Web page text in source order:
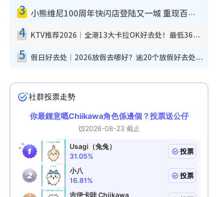
3 小熊维尼100周年快闪店登陆又一城 重现百亩森林经典场景／独家限定盲盒登场／专属DIY香水
4 KTV推荐2026︱全港13大卡拉OK好去处！最低36元起 日语歌都有！(附地址+收费详情)
5 假日好去处︱2026放假去哪好？逾20个放假好去处郊外/秘境 休闲半日或一日游